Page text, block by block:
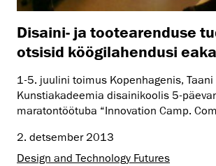
Disaini- ja tootearenduse
otsisid köögilahendusi
1-5. juulini toimus Kopenhagenis,
Kunstiakadeemia disainikoolis 5-
maratontöötuba “Innovation Camp.
2. detsember 2013
Design and Technology Futures